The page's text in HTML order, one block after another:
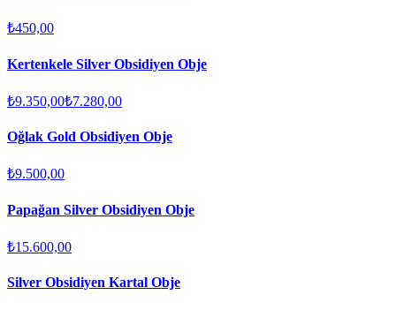
₺450,00
Kertenkele Silver Obsidiyen Obje
₺9.350,00₺7.280,00
Oğlak Gold Obsidiyen Obje
₺9.500,00
Papağan Silver Obsidiyen Obje
₺15.600,00
Silver Obsidiyen Kartal Obje